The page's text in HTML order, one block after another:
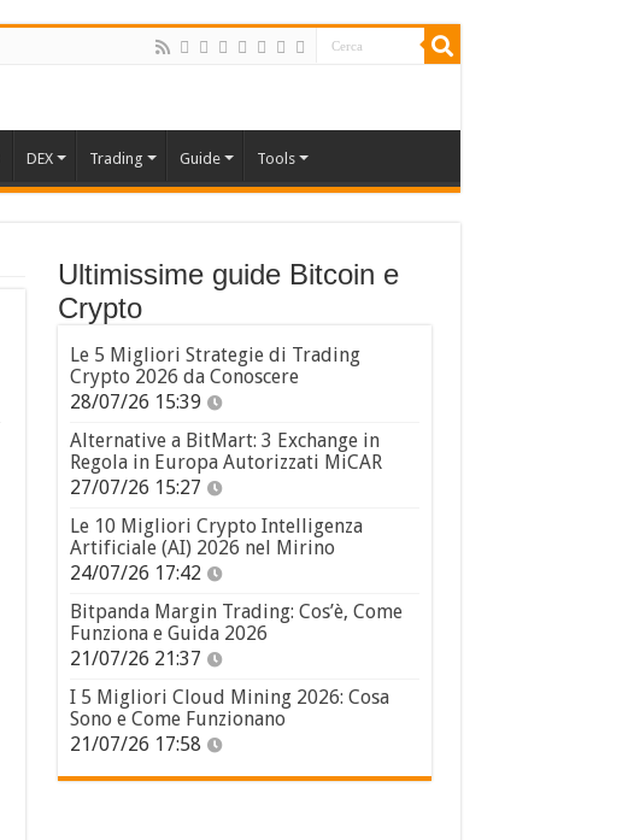
DEX Trading Guide Tools
Ultimissime guide Bitcoin e
Crypto
Le 5 Migliori Strategie di Trading
Crypto 2026 da Conoscere
28/07/26 15:39
Alternative a BitMart: 3 Exchange in
Regola in Europa Autorizzati MiCAR
27/07/26 15:27
Le 10 Migliori Crypto Intelligenza
Artificiale (AI) 2026 nel Mirino
24/07/26 17:42
Bitpanda Margin Trading: Cos’è, Come
Funziona e Guida 2026
21/07/26 21:37
I 5 Migliori Cloud Mining 2026: Cosa
Sono e Come Funzionano
21/07/26 17:58